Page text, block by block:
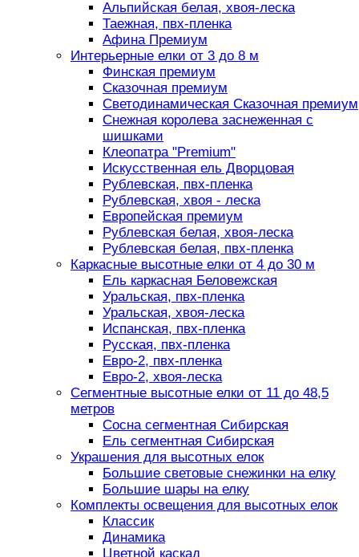
Альпийская белая, хвоя-леска
Таежная, пвх-пленка
Афина Премиум
Интерьерные елки от 3 до 8 м
Финская премиум
Сказочная премиум
Светодинамическая Сказочная премиум
Снежная королева заснеженная с
шишками
Клеопатра "Premium"
Искусственная ель Дворцовая
Рублевская, пвх-пленка
Рублевская, хвоя - леска
Европейская премиум
Рублевская белая, хвоя-леска
Рублевская белая, пвх-пленка
Каркасные высотные елки от 4 до 30 м
Ель каркасная Беловежская
Уральская, пвх-пленка
Уральская, хвоя-леска
Испанская, пвх-пленка
Русская, пвх-пленка
Евро-2, пвх-пленка
Евро-2, хвоя-леска
Сегментные высотные елки от 11 до 48,5
метров
Сосна сегментная Сибирская
Ель сегментная Сибирская
Украшения для высотных елок
Большие световые снежинки на елку
Большие шары на елку
Комплекты освещения для высотных елок
Классик
Динамика
Цветной каскад